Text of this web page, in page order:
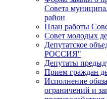
Совета
район
План работы
Совет молодых
Депутатское
РОССИЯ"
Депутаты
Прием граждан
Исполнение
ограничений и